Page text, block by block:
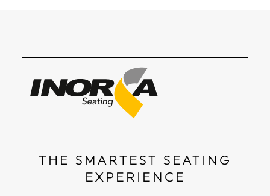
THE SMARTEST SEATING
EXPERIENCE